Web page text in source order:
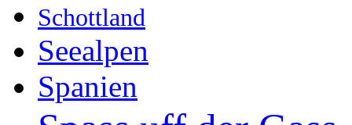
Schottland
Seealpen
Spanien